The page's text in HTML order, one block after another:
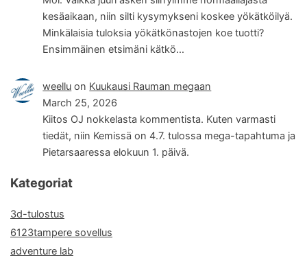
kesäaikaan, niin silti kysymykseni koskee yökätköilyä.
Minkälaisia tuloksia yökätkönastojen koe tuotti?
Ensimmäinen etsimäni kätkö…
weellu on Kuukausi Rauman megaan
March 25, 2026
Kiitos OJ nokkelasta kommentista. Kuten varmasti
tiedät, niin Kemissä on 4.7. tulossa mega-tapahtuma ja
Pietarsaaressa elokuun 1. päivä.
Kategoriat
3d-tulostus
6123tampere sovellus
adventure lab